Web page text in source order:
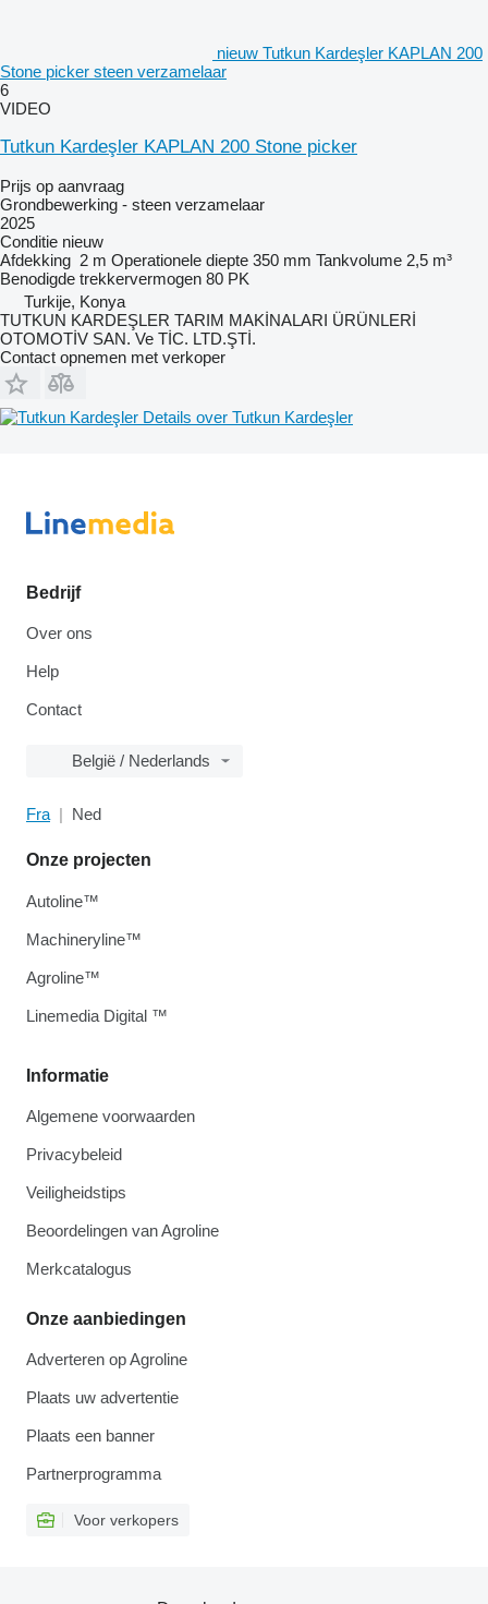
nieuw Tutkun Kardeşler KAPLAN 200
Stone picker steen verzamelaar
6
VIDEO
Tutkun Kardeşler KAPLAN 200 Stone picker
Prijs op aanvraag
Grondbewerking - steen verzamelaar
2025
Conditie nieuw
Afdekking 2 m Operationele diepte 350 mm Tankvolume 2,5 m³
Benodigde trekkervermogen 80 PK
Turkije, Konya
TUTKUN KARDEŞLER TARIM MAKİNALARI ÜRÜNLERİ
OTOMOTİV SAN. Ve TİC. LTD.ŞTİ.
Contact opnemen met verkoper
Details over Tutkun Kardeşler
Bedrijf
Over ons
Help
Contact
België / Nederlands
Fra Ned
Informatie
Algemene voorwaarden
Privacybeleid
Veiligheidstips
Beoordelingen van Agroline
Merkcatalogus
Onze aanbiedingen
Adverteren op Agroline
Plaats uw advertentie
Plaats een banner
Partnerprogramma
Voor verkopers
Onze projecten
Autoline™
Machineryline™
Agroline™
Linemedia Digital ™